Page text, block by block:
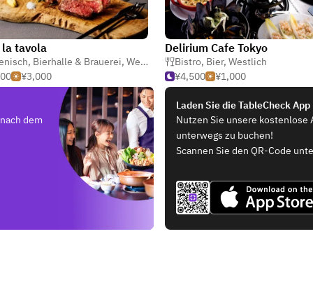
tavola
, Bierhalle & Brauerei, Weinbar
¥3,000
Delirium Cafe Tokyo
Bistro, Bier, Westlich
¥4,500
¥1,000
dem
Laden Sie die TableCheck
Nutzen Sie unsere kostenlose
unterwegs zu buchen!
Scannen Sie den QR-Code